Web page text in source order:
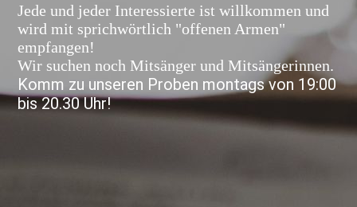
Jede und jeder Interessierte ist willkommen und
wird mit sprichwörtlich "offenen Armen"
empfangen!
Wir suchen noch Mitsänger und Mitsängerinnen.
Komm zu unseren Proben montags von 19:00
bis 20.30 Uhr!